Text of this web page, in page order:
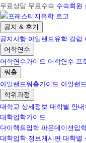
무료상담 무료수속 수속회원
공지 & 후기
공지사항 아일랜드유학 칼럼
어학연수
어학연수가이드 어학연수 프
워홀
아일랜드워홀가이드 아일랜
학위과정
대학교 상세정보 대학별 안
대학입학가이드
다이렉트입학 파운데이션입
대학입학 정보게시판 대학별